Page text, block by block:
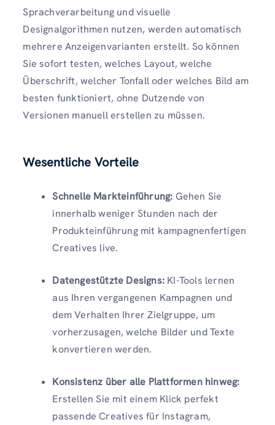
Sprachverarbeitung und visuelle
Designalgorithmen nutzen, werden automatisch
mehrere Anzeigenvarianten erstellt. So können
Sie sofort testen, welches Layout, welche
Überschrift, welcher Tonfall oder welches Bild am
besten funktioniert, ohne Dutzende von
Versionen manuell erstellen zu müssen.
Wesentliche Vorteile
Schnelle Markteinführung: Gehen Sie
innerhalb weniger Stunden nach der
Produkteinführung mit kampagnenfertigen
Creatives live.
Datengestützte Designs: KI-Tools lernen
aus Ihren vergangenen Kampagnen und
dem Verhalten Ihrer Zielgruppe, um
vorherzusagen, welche Bilder und Texte
konvertieren werden.
Konsistenz über alle Plattformen hinweg:
Erstellen Sie mit einem Klick perfekt
passende Creatives für Instagram,